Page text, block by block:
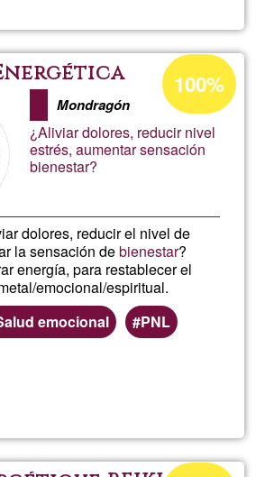
Reiki
Usui
Mondragón
¿Aliviar dolores, reducir nivel
estrés, aumentar sensación
bienestar?
dolores, reducir el nivel de
la sensación debienestar?
energía, para restablecer el
emocional/espiritual.
emocional PNL
Porcentaje
de
aceptación
de
100%
Terapia